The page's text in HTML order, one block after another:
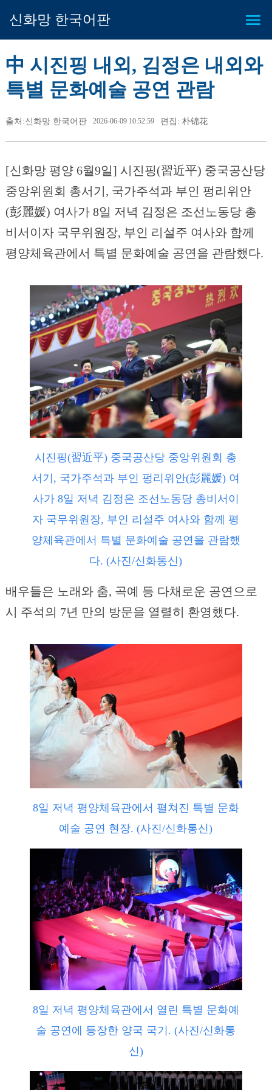
신화망 한국어판
中 시진핑 내외, 김정은 내외와
특별 문화예술 공연 관람
출처:신화망 한국어판 2026-06-09 10:52:59 편집: 朴锦花
[신화망 평양 6월9일] 시진핑(習近平) 중국공산당
중앙위원회 총서기, 국가주석과 부인 펑리위안
(彭麗媛) 여사가 8일 저녁 김정은 조선노동당 총
비서이자 국무위원장, 부인 리설주 여사와 함께
평양체육관에서 특별 문화예술 공연을 관람했다.
시진핑(習近平) 중국공산당 중앙위원회 총
서기, 국가주석과 부인 펑리위안(彭麗媛) 여
사가 8일 저녁 김정은 조선노동당 총비서이
자 국무위원장, 부인 리설주 여사와 함께 평
양체육관에서 특별 문화예술 공연을 관람했
다. (사진/신화통신)
배우들은 노래와 춤, 곡예 등 다채로운 공연으로
시 주석의 7년 만의 방문을 열렬히 환영했다.
8일 저녁 평양체육관에서 펼쳐진 특별 문화
예술 공연 현장. (사진/신화통신)
8일 저녁 평양체육관에서 열린 특별 문화예
술 공연에 등장한 양국 국기. (사진/신화통
신)